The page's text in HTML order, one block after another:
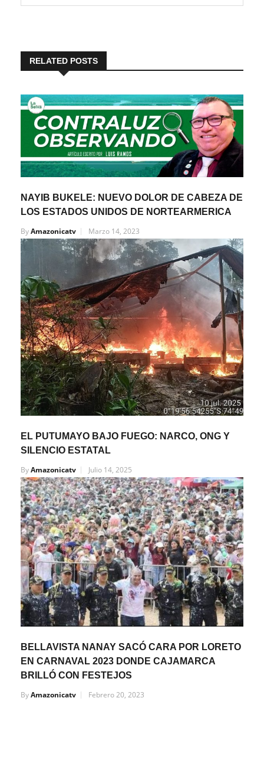
RELATED POSTS
NAYIB BUKELE: NUEVO DOLOR DE CABEZA DE
LOS ESTADOS UNIDOS DE NORTEARMERICA
ByAmazonicatv Marzo 14, 2023
EL PUTUMAYO BAJO FUEGO: NARCO, ONG Y
SILENCIO ESTATAL
ByAmazonicatv Julio 14, 2025
BELLAVISTA NANAY SACÓ CARA POR LORETO
EN CARNAVAL 2023 DONDE CAJAMARCA
BRILLÓ CON FESTEJOS
ByAmazonicatv Febrero 20, 2023